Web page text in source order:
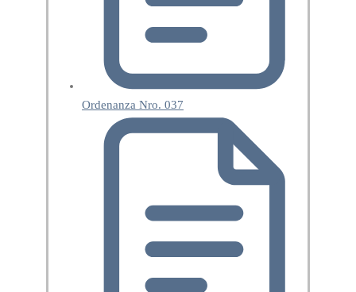
Ordenanza Nro. 037